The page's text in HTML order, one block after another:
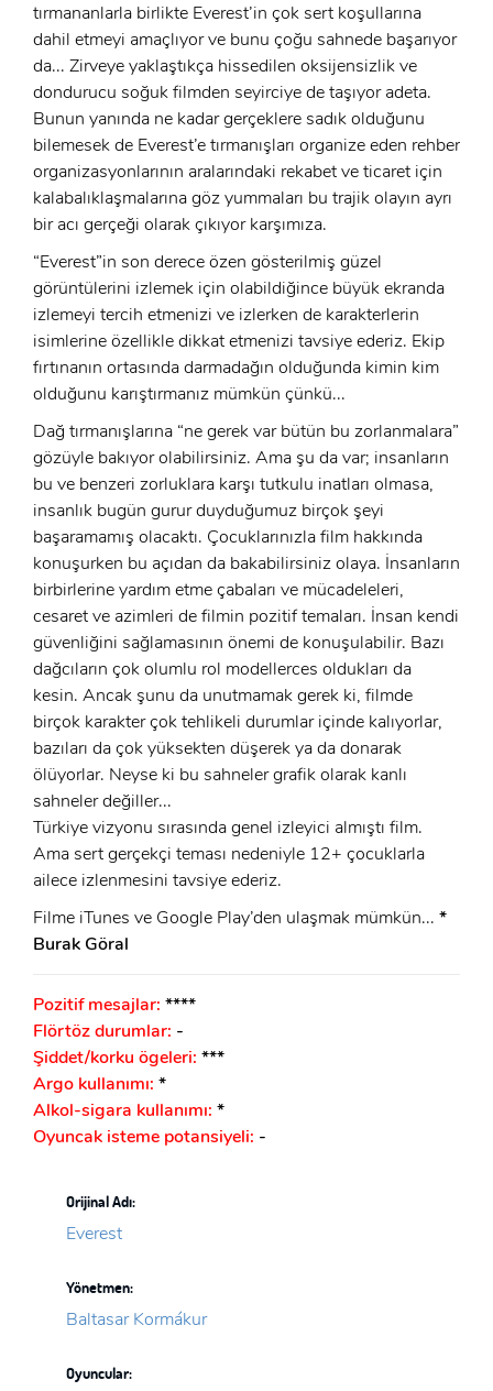
x
GIRIŞ YAP
E-Posta:
Şifre:
Beni Hatırla Şifremi Unuttum ?
x
ÜYE OL
E-Posta:
Şifre:
ÜYE OL
GIRIŞ
tırmananlarla birlikte Everest’in çok sert koşullarına
dahil etmeyi amaçlıyor ve bunu çoğu sahnede başarıyor
da... Zirveye yaklaştıkça hissedilen oksijensizlik ve
dondurucu soğuk filmden seyirciye de taşıyor adeta.
Bunun yanında ne kadar gerçeklere sadık olduğunu
bilemesek de Everest’e tırmanışları organize eden rehber
organizasyonlarının aralarındaki rekabet ve ticaret için
kalabalıklaşmalarına göz yummaları bu trajik olayın ayrı
bir acı gerçeği olarak çıkıyor karşımıza.
“Everest”in son derece özen gösterilmiş güzel
görüntülerini izlemek için olabildiğince büyük ekranda
izlemeyi tercih etmenizi ve izlerken de karakterlerin
isimlerine özellikle dikkat etmenizi tavsiye ederiz. Ekip
fırtınanın ortasında darmadağın olduğunda kimin kim
olduğunu karıştırmanız mümkün çünkü...
Dağ tırmanışlarına “ne gerek var bütün bu zorlanmalara”
gözüyle bakıyor olabilirsiniz. Ama şu da var; insanların
bu ve benzeri zorluklara karşı tutkulu inatları olmasa,
insanlık bugün gurur duyduğumuz birçok şeyi
başaramamış olacaktı. Çocuklarınızla film hakkında
konuşurken bu açıdan da bakabilirsiniz olaya. İnsanların
birbirlerine yardım etme çabaları ve mücadeleleri,
cesaret ve azimleri de filmin pozitif temaları. İnsan kendi
güvenliğini sağlamasının önemi de konuşulabilir. Bazı
dağcıların çok olumlu rol modellerces oldukları da
kesin. Ancak şunu da unutmamak gerek ki, filmde
birçok karakter çok tehlikeli durumlar içinde kalıyorlar,
bazıları da çok yüksekten düşerek ya da donarak
ölüyorlar. Neyse ki bu sahneler grafik olarak kanlı
sahneler değiller...
Türkiye vizyonu sırasında genel izleyici almıştı film.
Ama sert gerçekçi teması nedeniyle 12+ çocuklarla
ailece izlenmesini tavsiye ederiz.
Filme iTunes ve Google Play’den ulaşmak mümkün... *
Burak Göral
Pozitif mesajlar: ****
Flörtöz durumlar: -
Şiddet/korku ögeleri: ***
Argo kullanımı: *
Alkol-sigara kullanımı: *
Oyuncak isteme potansiyeli: -
Orijinal Adı:
Everest
Yönetmen:
Baltasar Kormákur
Oyuncular: